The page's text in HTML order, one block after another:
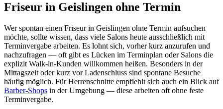
Friseur in Geislingen ohne Termin
Wer spontan einen Friseur in Geislingen ohne Termin aufsuchen
möchte, sollte wissen, dass viele Salons heute ausschließlich mit
Terminvergabe arbeiten. Es lohnt sich, vorher kurz anzurufen und
nachzufragen — oft gibt es Lücken im Terminplan oder Salons die
explizit Walk-in-Kunden willkommen heißen. Besonders in der
Mittagszeit oder kurz vor Ladenschluss sind spontane Besuche
häufig möglich. Für Herrenschnitte empfiehlt sich auch ein Blick auf
Barber-Shops in der Umgebung — diese arbeiten oft ohne feste
Terminvergabe.